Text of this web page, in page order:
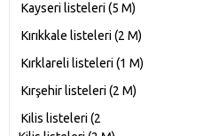
Kayseri listeleri‎ (5 M)
Kırıkkale listeleri‎ (2 M)
Kırklareli listeleri‎ (1 M)
Kırşehir listeleri‎ (2 M)
Kilis listeleri‎ (2